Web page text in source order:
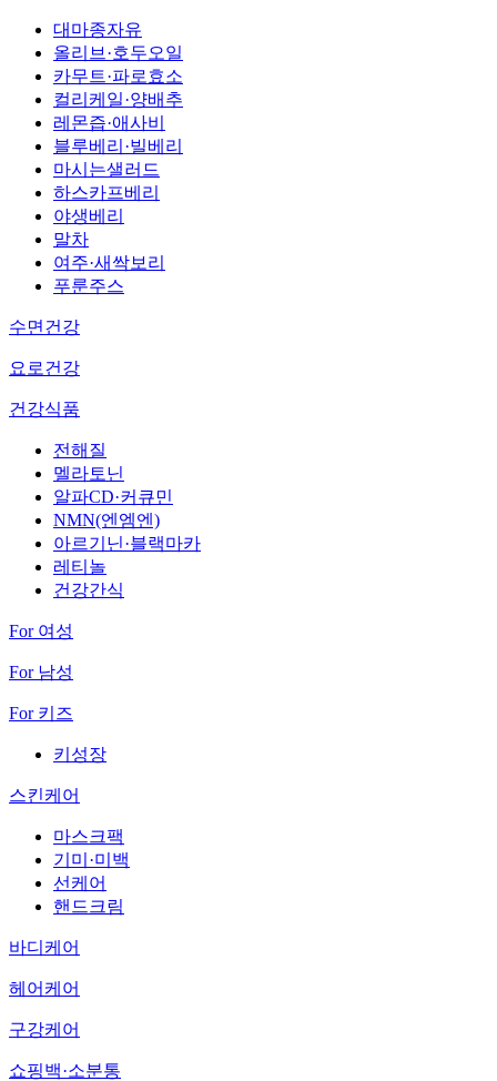
대마종자유
올리브·호두오일
카무트·파로효소
컬리케일·양배추
레몬즙·애사비
블루베리·빌베리
마시는샐러드
하스카프베리
야생베리
말차
여주·새싹보리
푸룬주스
수면건강
요로건강
건강식품
전해질
멜라토닌
알파CD·커큐민
NMN(엔엠엔)
아르기닌·블랙마카
레티놀
건강간식
For 여성
For 남성
For 키즈
키성장
스킨케어
마스크팩
기미·미백
선케어
핸드크림
바디케어
헤어케어
구강케어
쇼핑백·소분통